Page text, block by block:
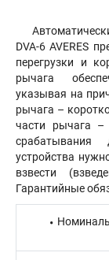
DVA-6 AVERES
перегрузки и
рычага
указывая на
рычага –
части рычага –
срабатывания
устройства
взвести
Гарантийные